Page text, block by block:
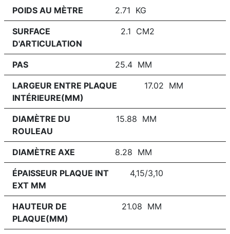
POIDS AU MÈTRE 2.71 KG
SURFACE
D'ARTICULATION
2.1 CM2
PAS 25.4 MM
LARGEUR ENTRE PLAQUE
INTÉRIEURE(MM)
17.02 MM
DIAMÈTRE DU
ROULEAU
15.88 MM
DIAMÈTRE AXE 8.28 MM
ÉPAISSEUR PLAQUE INT
EXT MM
4,15/3,10
HAUTEUR DE
PLAQUE(MM)
21.08 MM